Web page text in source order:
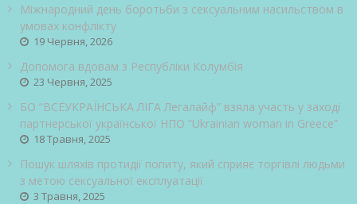
Міжнародний день боротьби з сексуальним насильством в
умовах конфлікту
19 Червня, 2026
Допомога вдовам з Республіки Колумбія
23 Червня, 2025
БО “ВСЕУКРАЇНСЬКА ЛІГА Легалайф” взяла участь у заході
партнерської української НПО “Ukrainian woman in Greece”
18 Травня, 2025
Пошук шляхів протидії попиту, який сприяє торгівлі людьми
з метою сексуальної експлуатації
3 Травня, 2025